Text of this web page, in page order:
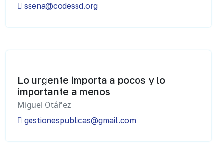
ssena@codessd.org
Lo urgente importa a pocos y lo
importante a menos
Miguel Otáñez
gestionespublicas@gmail.com